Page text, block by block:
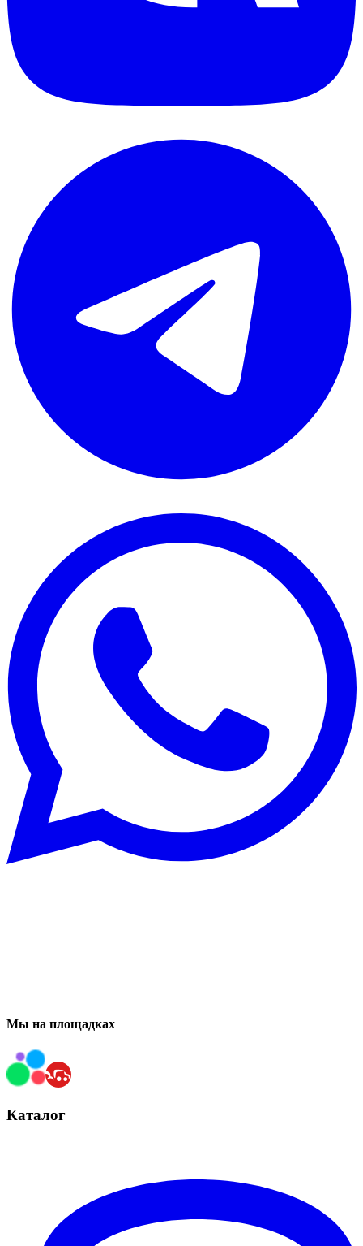
Мы на площадках
Каталог